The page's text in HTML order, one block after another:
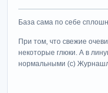
База сама по себе
При том, что свежие
некоторые глюки. А в
нормальными (c)